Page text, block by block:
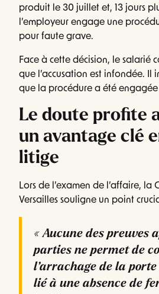
produit le 30 juillet et, 13 jours
l’employeur engage une
pour faute grave.
Face à cette décision, le salarié
que l’accusation est infondée. Il
que la procédure a été
Le doute profite
un avantage clé
litige
Lors de l’examen de l’affaire, la
Versailles souligne un point
« Aucune des preuves
parties ne permet de
l’arrachage de la
lié à une absence de